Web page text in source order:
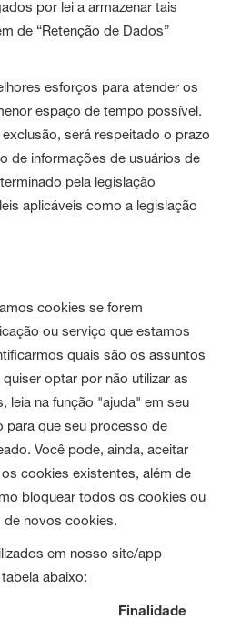
por lei a armazenar tais
de “Retenção de Dados”
esforços para atender os
espaço de tempo possível.
será respeitado o prazo
de informações de usuários de
pela legislação
aplicáveis como a legislação
cookies se forem
ou serviço que estamos
quais são os assuntos
optar por não utilizar as
leia na função "ajuda" em seu
para que seu processo de
Você pode, ainda, aceitar
cookies existentes, além de
bloquear todos os cookies ou
novos cookies.
em nosso site/app
abaixo:
Finalidade